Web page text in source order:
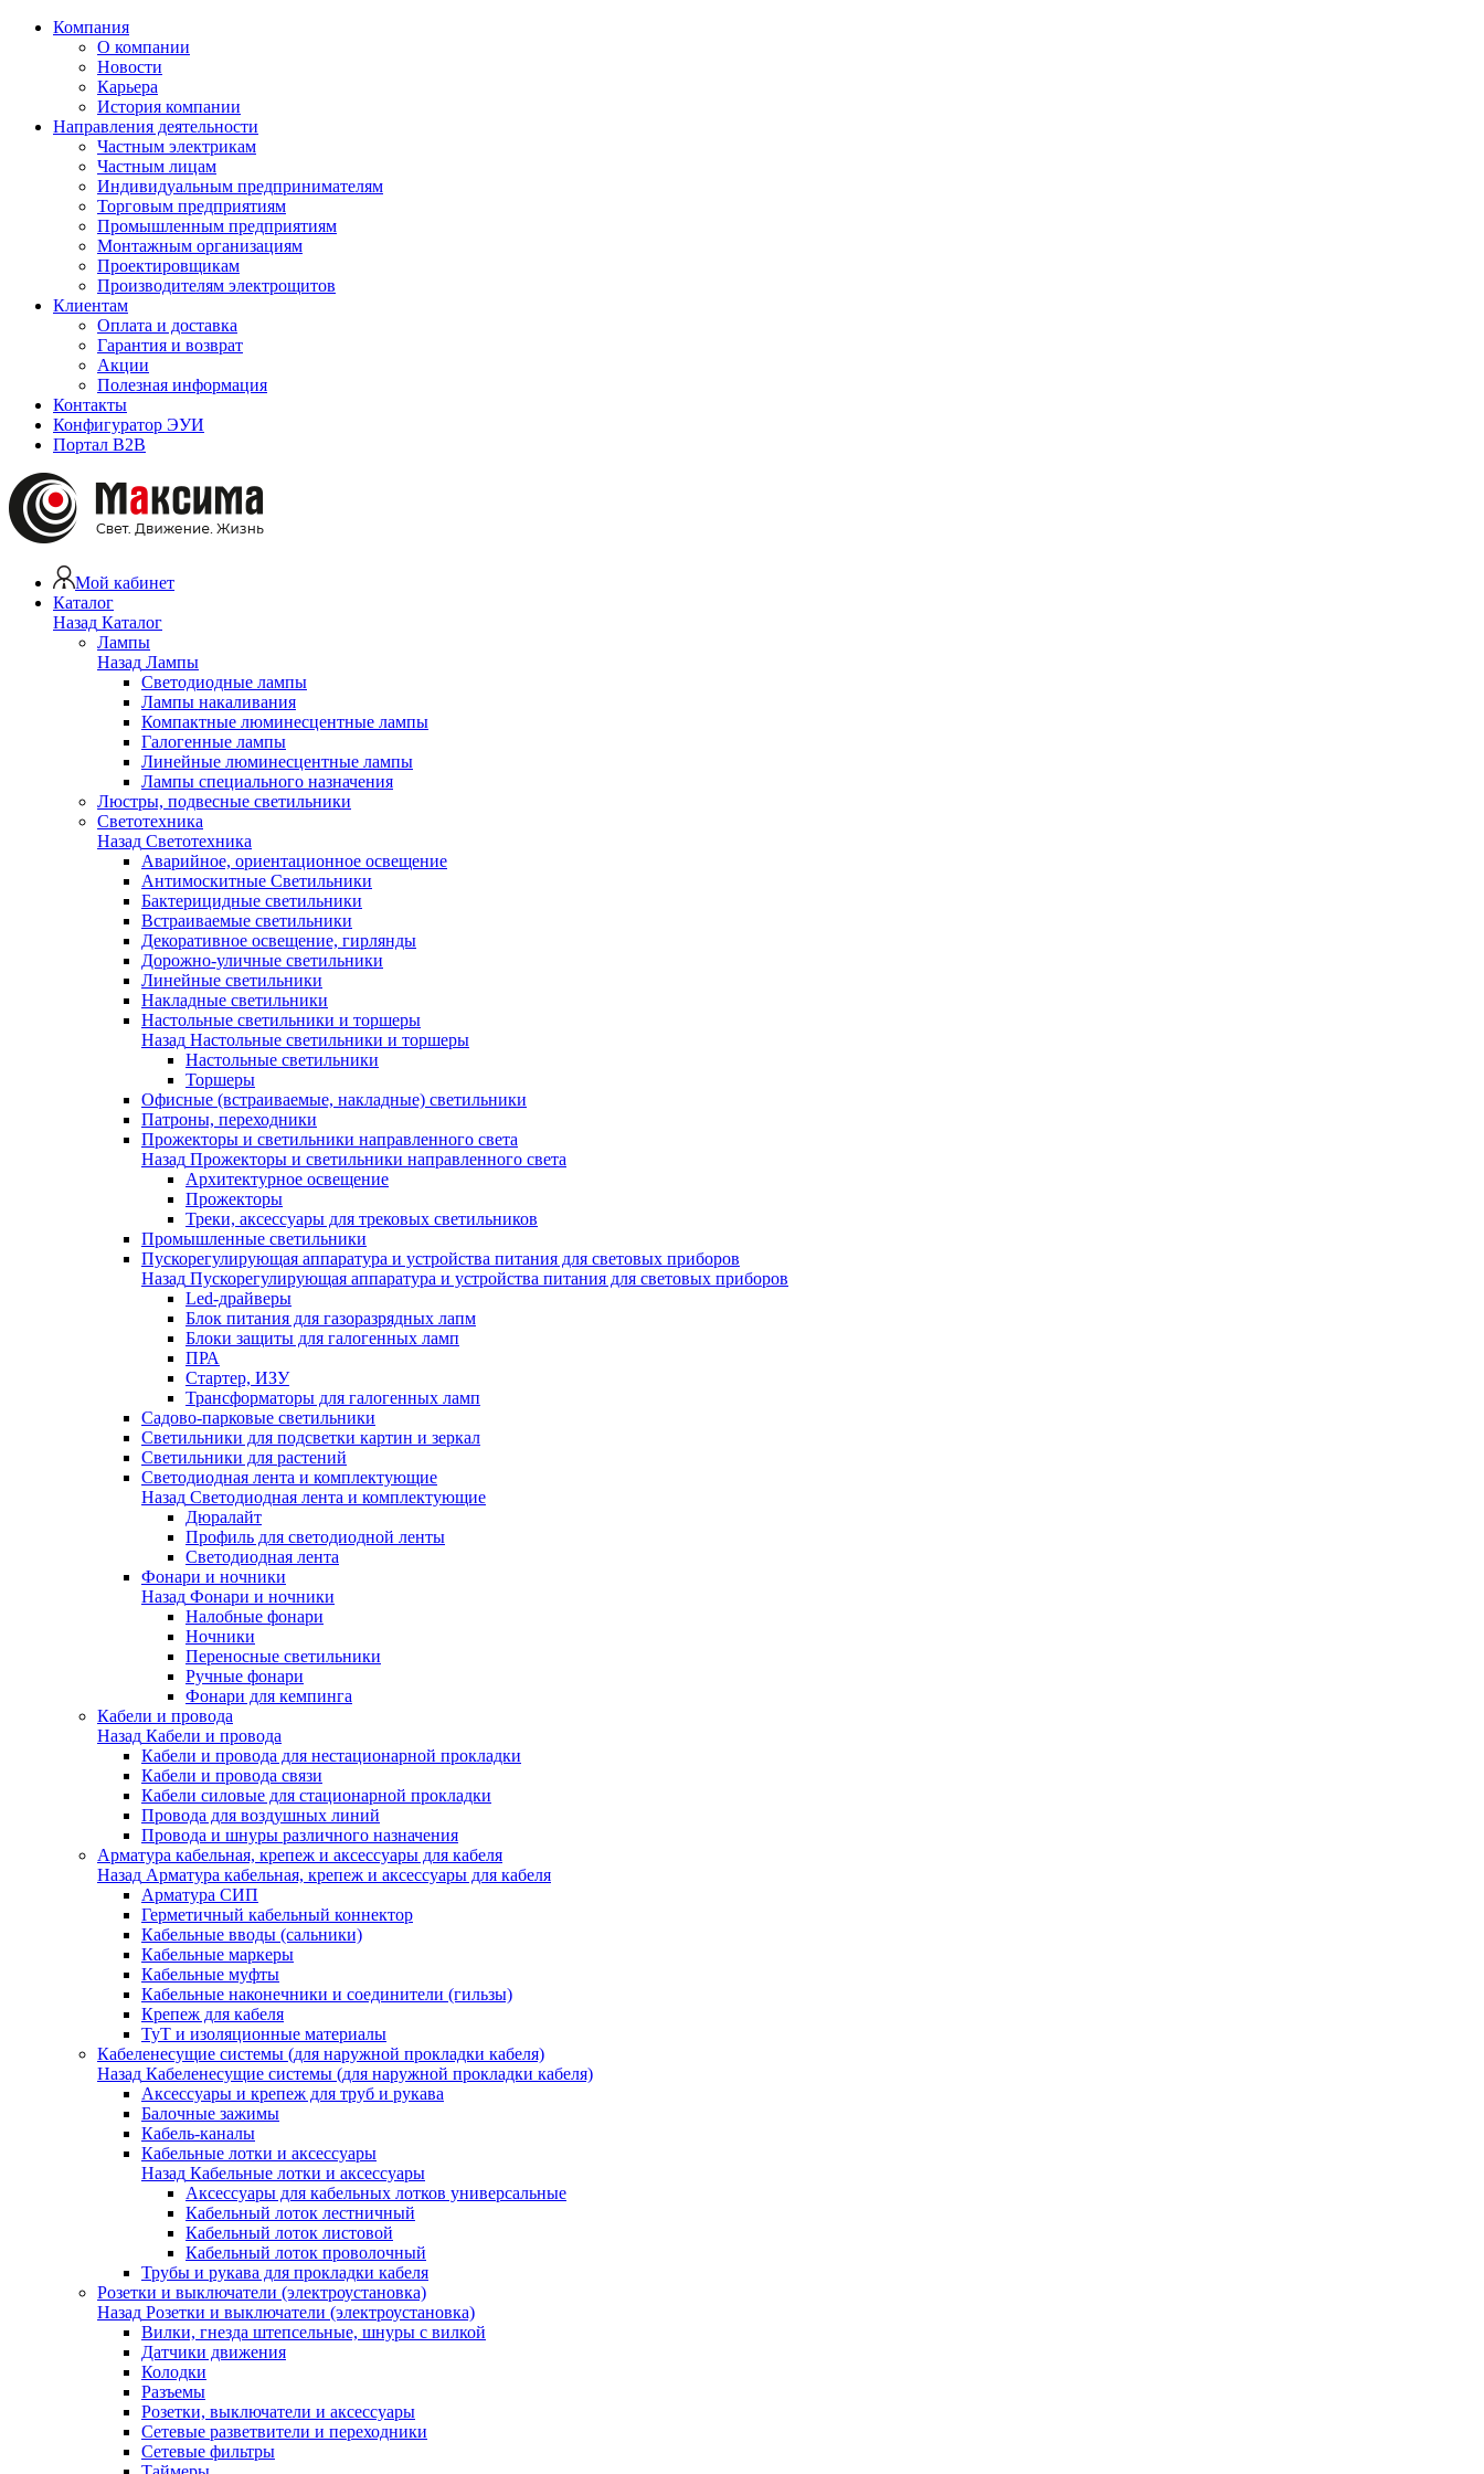
Компания
О компании
Новости
Карьера
История компании
Направления деятельности
Частным электрикам
Частным лицам
Индивидуальным предпринимателям
Торговым предприятиям
Промышленным предприятиям
Монтажным организациям
Проектировщикам
Производителям электрощитов
Клиентам
Оплата и доставка
Гарантия и возврат
Акции
Полезная информация
Контакты
Конфигуратор ЭУИ
Портал B2B
Мой кабинет
Каталог
Назад Каталог
Лампы
Назад Лампы
Светодиодные лампы
Лампы накаливания
Компактные люминесцентные лампы
Галогенные лампы
Линейные люминесцентные лампы
Лампы специального назначения
Люстры, подвесные светильники
Светотехника
Назад Светотехника
Аварийное, ориентационное освещение
Антимоскитные Светильники
Бактерицидные светильники
Встраиваемые светильники
Декоративное освещение, гирлянды
Дорожно-уличные светильники
Линейные светильники
Накладные светильники
Настольные светильники и торшеры
Назад Настольные светильники и торшеры
Настольные светильники
Торшеры
Офисные (встраиваемые, накладные) светильники
Патроны, переходники
Прожекторы и светильники направленного света
Назад Прожекторы и светильники направленного света
Архитектурное освещение
Прожекторы
Треки, аксессуары для трековых светильников
Промышленные светильники
Пускорегулирующая аппаратура и устройства питания для световых приборов
Назад Пускорегулирующая аппаратура и устройства питания для световых приборов
Led-драйверы
Блок питания для газоразрядных лапм
Блоки защиты для галогенных ламп
ПРА
Стартер, ИЗУ
Трансформаторы для галогенных ламп
Садово-парковые светильники
Светильники для подсветки картин и зеркал
Светильники для растений
Светодиодная лента и комплектующие
Назад Светодиодная лента и комплектующие
Дюралайт
Профиль для светодиодной ленты
Светодиодная лента
Фонари и ночники
Назад Фонари и ночники
Налобные фонари
Ночники
Переносные светильники
Ручные фонари
Фонари для кемпинга
Кабели и провода
Назад Кабели и провода
Кабели и провода для нестационарной прокладки
Кабели и провода связи
Кабели силовые для стационарной прокладки
Провода для воздушных линий
Провода и шнуры различного назначения
Арматура кабельная, крепеж и аксессуары для кабеля
Назад Арматура кабельная, крепеж и аксессуары для кабеля
Арматура СИП
Герметичный кабельный коннектор
Кабельные вводы (сальники)
Кабельные маркеры
Кабельные муфты
Кабельные наконечники и соединители (гильзы)
Крепеж для кабеля
ТуТ и изоляционные материалы
Кабеленесущие системы (для наружной прокладки кабеля)
Назад Кабеленесущие системы (для наружной прокладки кабеля)
Аксессуары и крепеж для труб и рукава
Балочные зажимы
Кабель-каналы
Кабельные лотки и аксессуары
Назад Кабельные лотки и аксессуары
Аксессуары для кабельных лотков универсальные
Кабельный лоток лестничный
Кабельный лоток листовой
Кабельный лоток проволочный
Трубы и рукава для прокладки кабеля
Розетки и выключатели (электроустановка)
Назад Розетки и выключатели (электроустановка)
Вилки, гнезда штепсельные, шнуры с вилкой
Датчики движения
Колодки
Разъемы
Розетки, выключатели и аксессуары
Сетевые разветвители и переходники
Сетевые фильтры